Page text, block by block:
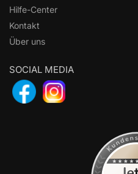
Hilfe-Center
Kontakt
Über uns
SOCIAL MEDIA